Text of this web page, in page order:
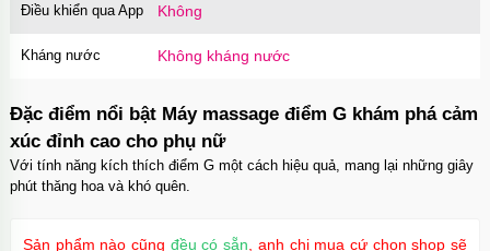
suốt tối giản
MãOP16MXtrị giá70.000₫
chống sốc
Điều khiển qua App Không
Kháng nước Không kháng nước
Đặc điểm nổi bật Máy massage điểm G khám phá cảm
xúc đỉnh cao cho phụ nữ
Với tính năng kích thích điểm G một cách hiệu quả, mang lại những giây
phút thăng hoa và khó quên.
Sản phẩm nào cũng đều có sẵn , anh chị mua cứ chọn shop sẽ